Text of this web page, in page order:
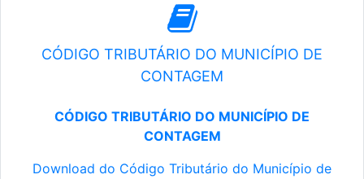
CÓDIGO TRIBUTÁRIO DO MUNICÍPIO DE
CONTAGEM
CÓDIGO TRIBUTÁRIO DO MUNICÍPIO DE
CONTAGEM
Download do Código Tributário do Município de